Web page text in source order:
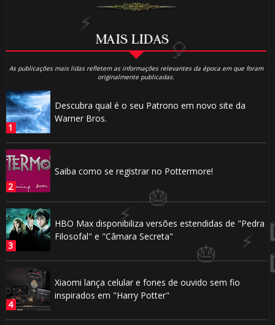
MAIS LIDAS
As publicações mais lidas refletem as informações relevantes da época em que foram
originalmente publicadas.
Descubra qual é o seu Patrono em novo site da
Warner Bros.
Saiba como se registrar no Pottermore!
HBO Max disponibiliza versões estendidas de "Pedra
Filosofal" e "Câmara Secreta"
Xiaomi lança celular e fones de ouvido sem fio
inspirados em "Harry Potter"
1️⃣ 8️⃣
🎂
🎂
1️⃣ 8️⃣